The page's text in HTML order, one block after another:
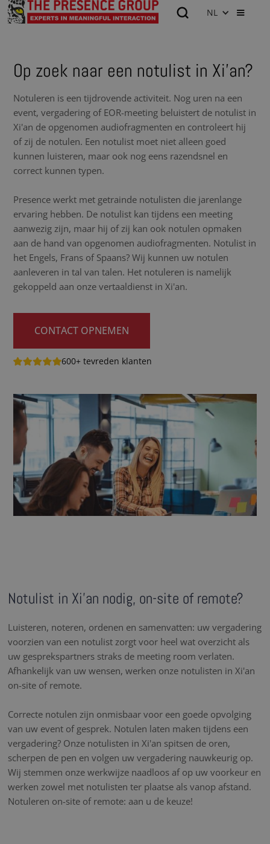
NL
Op zoek naar een notulist in Xi'an?
Notuleren is een tijdrovende activiteit. Nog uren na een
event, vergadering of EOR-meeting beluistert de notulist in
Xi'an de opgenomen audiofragmenten en controleert hij
of zij de notulen. Een notulist moet niet alleen goed
kunnen luisteren, maar ook nog eens razendsnel en
correct kunnen typen.
Presence werkt met getrainde notulisten die jarenlange
ervaring hebben. De notulist kan tijdens een meeting
aanwezig zijn, maar hij of zij kan ook notulen opmaken
aan de hand van opgenomen audiofragmenten. Notulist in
het Engels, Frans of Spaans? Wij kunnen uw notulen
aanleveren in tal van talen. Het notuleren is namelijk
gekoppeld aan onze vertaaldienst in Xi'an.
CONTACT OPNEMEN
600+ tevreden klanten
Notulist in Xi'an nodig, on-site of remote?
Luisteren, noteren, ordenen en samenvatten: uw vergadering
voorzien van een notulist zorgt voor heel wat overzicht als
uw gesprekspartners straks de meeting room verlaten.
Afhankelijk van uw wensen, werken onze notulisten in Xi'an
on-site of remote.
Correcte notulen zijn onmisbaar voor een goede opvolging
van uw event of gesprek. Notulen laten maken tijdens een
vergadering? Onze notulisten in Xi'an spitsen de oren,
scherpen de pen en volgen uw vergadering nauwkeurig op.
Wij stemmen onze werkwijze naadloos af op uw voorkeur en
werken zowel met notulisten ter plaatse als vanop afstand.
Notuleren on-site of remote: aan u de keuze!